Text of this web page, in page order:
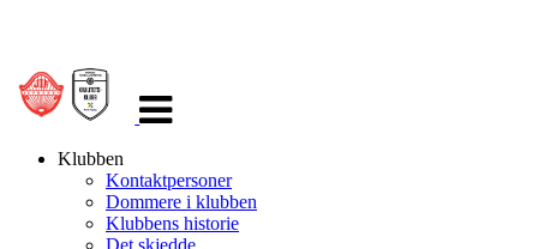
navigasjon
Klubben
Kontaktpersoner
Dommere i klubben
Klubbens historie
Det skjedde